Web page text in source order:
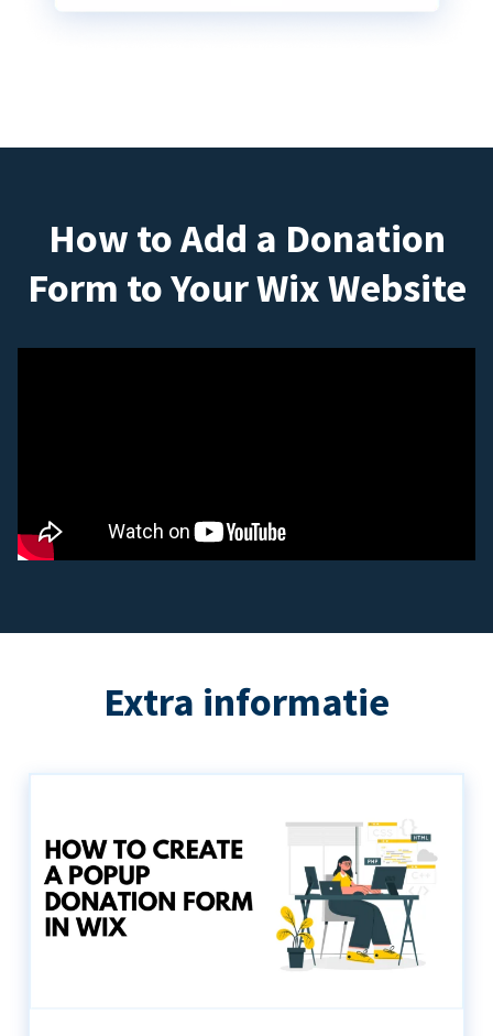
How to Add a Donation
Form to Your Wix Website
Extra informatie